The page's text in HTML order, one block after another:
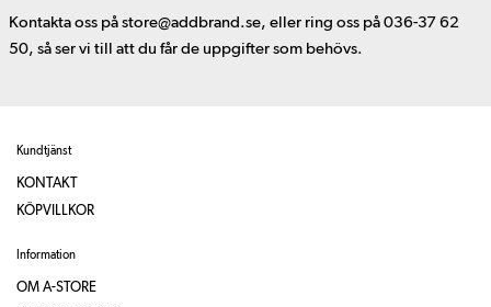
Kontakta oss på store@addbrand.se, eller ring oss på 036-37 62
50, så ser vi till att du får de uppgifter som behövs.
Kundtjänst
KONTAKT
KÖPVILLKOR
Information
OM A-STORE